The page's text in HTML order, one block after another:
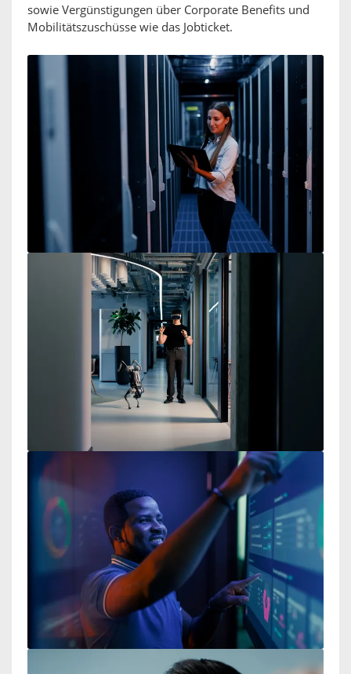
sowie Vergünstigungen über Corporate Benefits und
Mobilitätszuschüsse wie das Jobticket.